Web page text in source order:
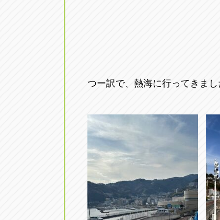
つー訳で、熱海に行ってきま